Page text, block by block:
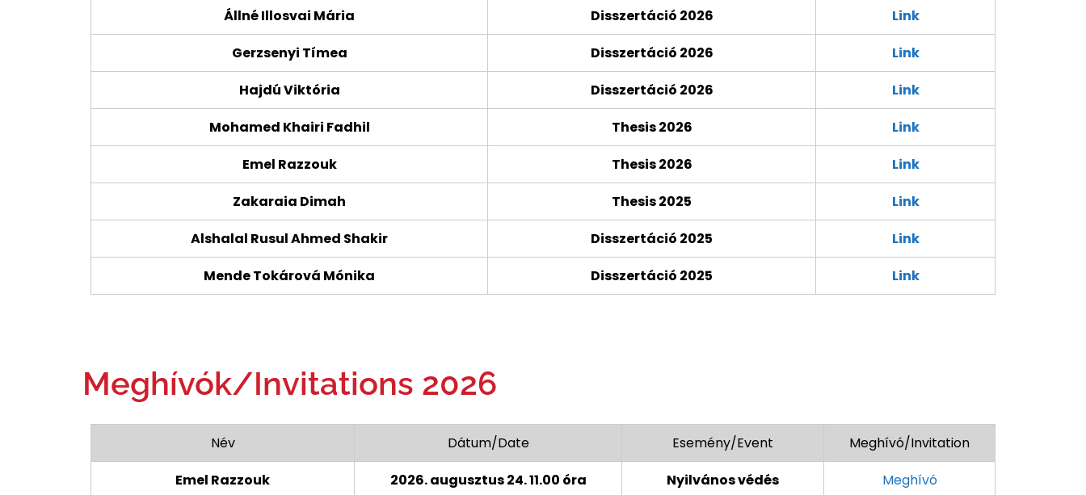
Állné Illosvai Mária
Disszertáció 2026
Link
Gerzsenyi Tímea
Disszertáció 2026
Link
Hajdú Viktória
Disszertáció 2026
Link
Mohamed Khairi Fadhil
Thesis 2026
Link
Emel Razzouk
Thesis 2026
Link
Zakaraia Dimah
Thesis 2025
Link
Alshalal Rusul Ahmed Shakir
Disszertáció 2025
Link
Mende Tokárová Mónika
Disszertáció 2025 Link
Meghívók/Invitations 2026
Név Dátum/Date Esemény/Event
Meghívó/Invitation
Emel Razzouk
2026. augusztus 24. 11.00 óra Nyilvános védés
Meghívó